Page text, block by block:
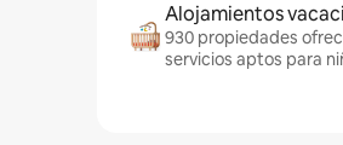
Alojamientos
930 propiedades
servicios aptos para